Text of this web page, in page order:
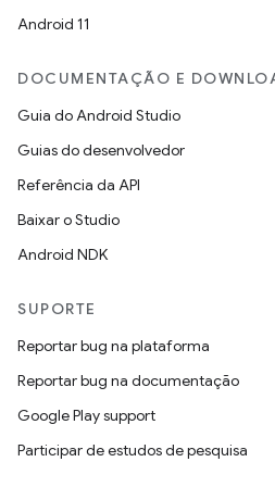
Android 11
DOCUMENTAÇÃO E
Guia do Android Studio
Guias do desenvolvedor
Referência da API
Baixar o Studio
Android NDK
SUPORTE
Reportar bug na plataforma
Reportar bug na documentação
Google Play support
Participar de estudos de pesquisa